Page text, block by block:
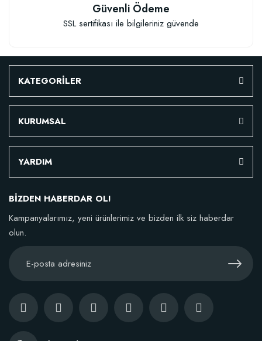
Güvenli Ödeme
SSL sertifikası ile bilgileriniz güvende
KATEGORİLER
KURUMSAL
YARDIM
BİZDEN HABERDAR OL!
Kampanyalarımız, yeni ürünlerimiz ve bizden ilk siz haberdar
olun.